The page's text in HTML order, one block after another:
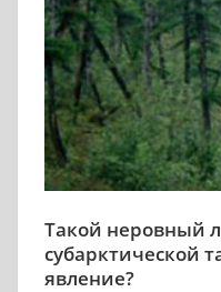
Такой неровный
субарктической
явление?